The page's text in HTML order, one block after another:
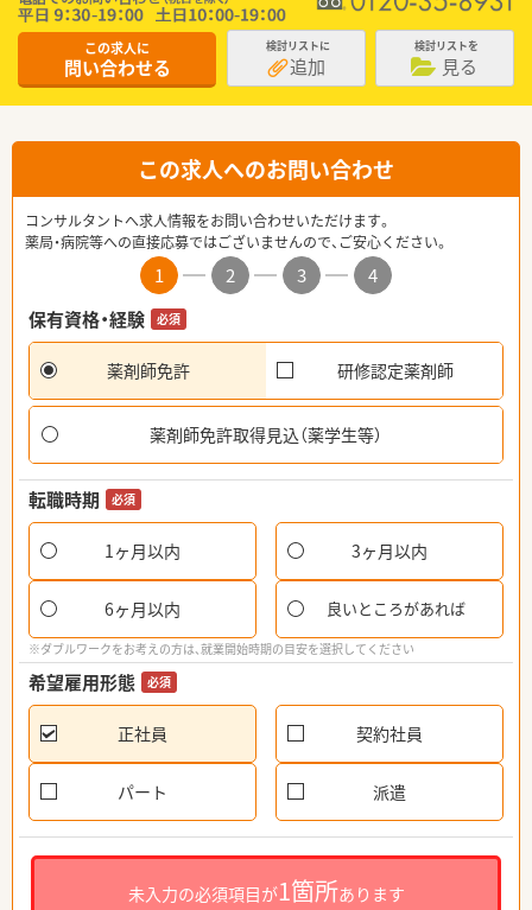
この求人に
問い合わせる
検討リストに
追加
検討リストを
見る
この求人へのお問い合わせ
コンサルタントへ求人情報をお問い合わせいただけます。
薬局・病院等への直接応募ではございませんので、ご安心ください。
1 2 3
4
保有資格・経験
必須
薬剤師免許 研修認定薬剤師
薬剤師免許取得見込（薬学生等）
転職時期 必須
1ヶ月以内 3ヶ月以内
6ヶ月以内 良いところがあれば
※ダブルワークをお考えの方は、就業開始時期の目安を選択してください
希望雇用形態 必須
正社員 契約社員
パート 派遣
未入力の必須項目が1箇所あります